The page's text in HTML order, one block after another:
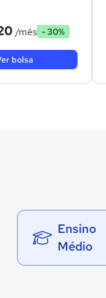
/mês - 30%
bolsa
Ensino
Médio